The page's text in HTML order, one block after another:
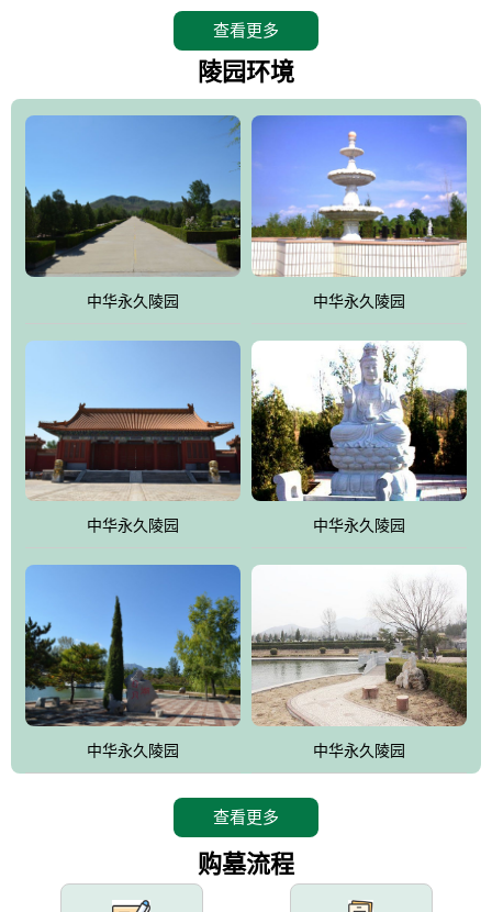
地。在总体设计上完全以中国传统文化作为前渠，由三条山脊环绕
而成，宛如一把太师椅，呈坐南朝北向，左青龙，右白虎，前朱
环绕挡住了外界的风吹，流动的生气遇到官厅的水又止住了，正好
符合山环水抱，藏风纳气的要求。中华永久陵园风景庄重典雅、气
势如宏，是华北地区最大的平川式墓园，陵园以皇家建筑风格为载
体吸取现代园林艺术之精华
查看更多
陵园环境
中华永久陵园 中华永久陵园
中华永久陵园 中华永久陵园
中华永久陵园 中华永久陵园
查看更多
购墓流程